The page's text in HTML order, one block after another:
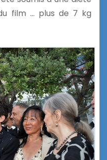
film … plus de 7 kg